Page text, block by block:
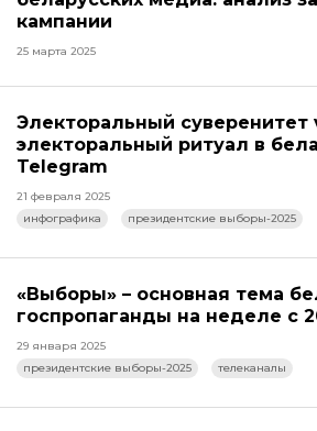
кампании
25 марта 2025
Электоральный суверенитет
электоральный ритуал в
Telegram
21 февраля 2025
инфографика
президентские выборы-2025
«Выборы» – основная тема
госпропаганды на неделе с
29 января 2025
президентские выборы-2025
телеканалы